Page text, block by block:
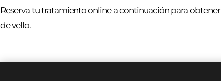
Reserva tu tratamiento online a continuación para
de vello.